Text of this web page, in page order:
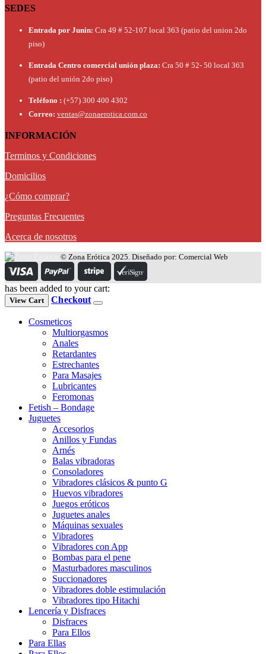
SEDES
Entrada por Junin: Cra 49 # 52-107 local 363 (patio del union 2do
piso)
Entrada Centro comercial unión plaza: Cra 50 # 52- 50 local 363
(patio del unión 2do piso)
Teléfono : (+57) 300 400 4302
Correo: ventas@zonaerotica.com.co
INFORMACIÓN
Terminos y Condiciones
Domicilios
¿Cómo comprar?
Preguntas Frecuentes
Acerca de nosotros
© Zona Erótica 2025. Diseñado por: Comercial Web
has been added to your cart:
View Cart Checkout
Cosmeticos
Multiorgasmos
Anales
Retardantes
Estrechantes
Para Masajes
Lubricantes
Feromonas
Fetish – Bondage
Juguetes
Accesorios
Anillos y Fundas
Arnés
Balas vibradoras
Consoladores
Vibradores clásicos & punto G
Huevos vibradores
Juegos eróticos
Juguetes anales
Máquinas sexuales
Vibradores
Vibradores con App
Bombas para el pene
Masturbadores masculinos
Succionadores
Vibradores doble estimulación
Vibradores tipo Hitachi
Lencería y Disfraces
Disfraces
Para Ellos
Para Ellas